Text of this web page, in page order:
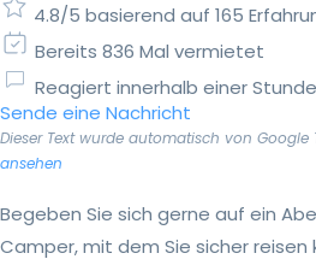
4.8/5 basierend auf 165
Bereits 836 Mal vermietet
Reagiert innerhalb einer Stunde
Sende eine Nachricht
Dieser Text wurde automatisch von Google
ansehen
Begeben Sie sich gerne auf ein
Camper, mit dem Sie sicher reisen